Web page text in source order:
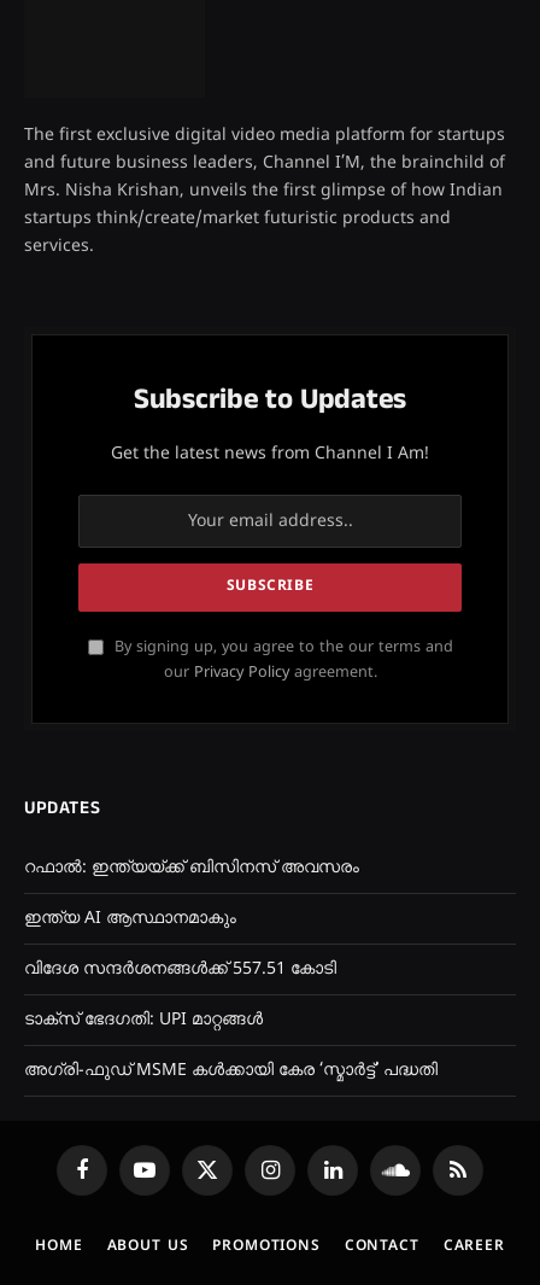
The first exclusive digital video media platform for startups
and future business leaders, Channel I’M, the brainchild of
Mrs. Nisha Krishan, unveils the first glimpse of how Indian
startups think/create/market futuristic products and
services.
Subscribe to Updates
Get the latest news from Channel I Am!
By signing up, you agree to the our terms and
our Privacy Policyagreement.
UPDATES
റഫാൽ: ഇന്ത്യയ്ക്ക് ബിസിനസ് അവസരം
ഇന്ത്യ AI ആസ്ഥാനമാകും
വിദേശ സന്ദർശനങ്ങൾക്ക് 557.51 കോടി
ടാക്സ് ഭേദഗതി: UPI മാറ്റങ്ങൾ
അഗ്രി-ഫുഡ് MSME കൾക്കായി കേര ‘സ്മാര്‍ട്ട്’ പദ്ധതി
FacebookYouTubeX
InstagramLinkedInSoundCloud
RSS
HOME ABOUT US PROMOTIONS CONTACT CAREER